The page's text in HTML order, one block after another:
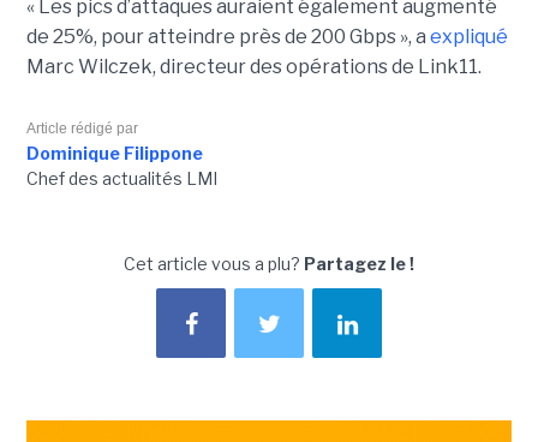
« Les pics d’attaques auraient également augmenté
de 25%, pour atteindre près de 200 Gbps », a expliqué
Marc Wilczek, directeur des opérations de Link11.
Article rédigé par
Dominique Filippone
Chef des actualités LMI
Cet article vous a plu? Partagez le !